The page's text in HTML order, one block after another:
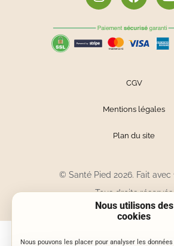
Nous utilisons des
cookies
Nous pouvons les placer pour analyser les
CGV
Mentions légales
Plan du site
© Santé Pied 2026. Fait avec
Tous droits réservés